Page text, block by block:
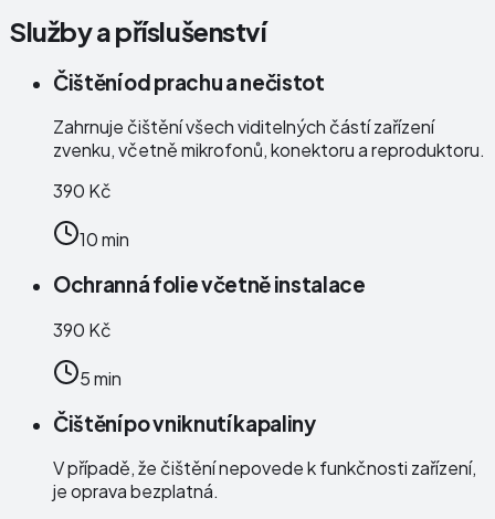
Služby a příslušenství
Čištění od prachu a nečistot
Zahrnuje čištění všech viditelných částí zařízení
zvenku, včetně mikrofonů, konektoru a reproduktoru.
390 Kč
10 min
Ochranná folie včetně instalace
390 Kč
5 min
Čištění po vniknutí kapaliny
V případě, že čištění nepovede k funkčnosti zařízení,
je oprava bezplatná.